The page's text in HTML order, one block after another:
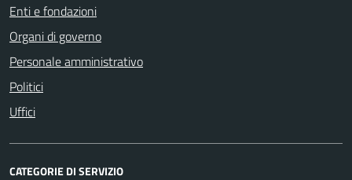
Enti e fondazioni
Organi di governo
Personale amministrativo
Politici
Uffici
CATEGORIE DI SERVIZIO